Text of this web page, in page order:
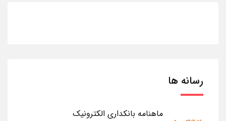
رسانه ها
ماهنامه بانکداری الکترونیک